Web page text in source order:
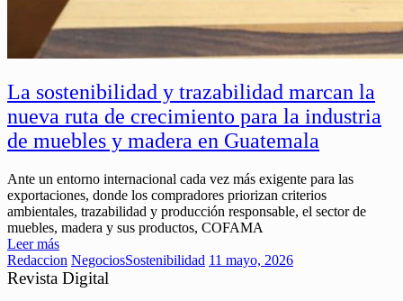
La sostenibilidad y trazabilidad marcan la
nueva ruta de crecimiento para la industria
de muebles y madera en Guatemala
Ante un entorno internacional cada vez más exigente para las
exportaciones, donde los compradores priorizan criterios
ambientales, trazabilidad y producción responsable, el sector de
muebles, madera y sus productos, COFAMA
Leer más
Redaccion NegociosSostenibilidad 11 mayo, 2026
Revista Digital